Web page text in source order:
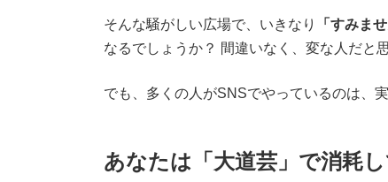
そんな騒がしい広場で、いきなり 「すみま
なるでしょうか？ 間違いなく、変な人だと
でも、多くの人がSNSでやっているのは、
あなたは「大道芸」で消耗